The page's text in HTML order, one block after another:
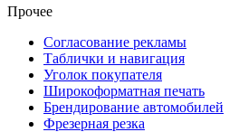
Прочее
Согласование рекламы
Таблички и навигация
Уголок покупателя
Широкоформатная печать
Брендирование автомобилей
Фрезерная резка